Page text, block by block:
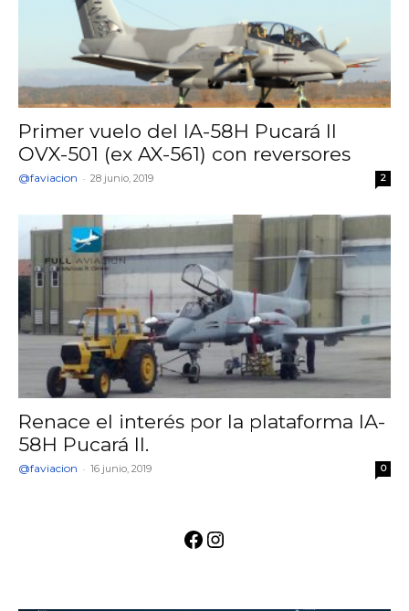
Primer vuelo del IA-58H Pucará II
OVX-501 (ex AX-561) con reversores
@faviacion - 28 junio, 2019 2
Renace el interés por la plataforma IA-
58H Pucará II.
@faviacion - 16 junio, 2019 0
Facebook
Instagram